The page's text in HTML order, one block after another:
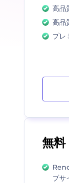
無料
ブサ
高品
高品
プレ